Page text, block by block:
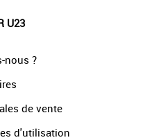
U23
nous ?
de vente
d'utilisation